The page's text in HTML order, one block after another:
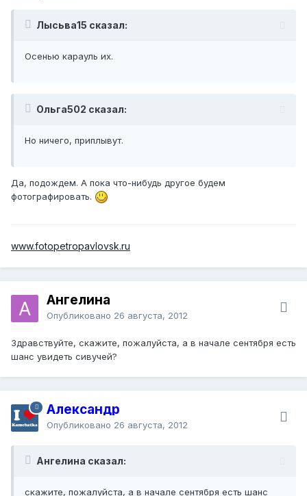
Лысьва15 сказал:
Осенью карауль их.
Ольга502 сказал:
Но ничего, приплывут.
Да, подождем. А пока что-нибудь другое будем
фотографировать.
www.fotopetropavlovsk.ru
Ангелина
Опубликовано 26 августа, 2012
Здравствуйте, скажите, пожалуйста, а в начале сентября есть
шанс увидеть сивучей?
Александр
Опубликовано 26 августа, 2012
Ангелина сказал:
скажите, пожалуйста, а в начале сентября есть шанс